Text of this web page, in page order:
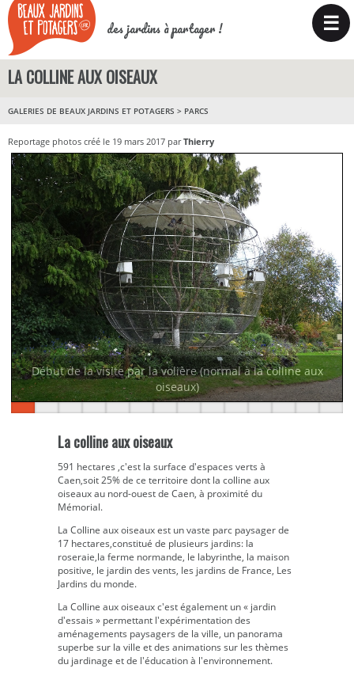
des jardins à partager ! ☰
LA COLLINE AUX OISEAUX
GALERIES DE BEAUX JARDINS ET POTAGERS > PARCS
Reportage photos créé le 19 mars 2017 parThierry
Début de la visite par la volière (normal à la colline aux
oiseaux)
La colline aux oiseaux
591 hectares ,c'est la surface d'espaces verts à
Caen,soit 25% de ce territoire dont la colline aux
oiseaux au nord-ouest de Caen, à proximité du
Mémorial.
La Colline aux oiseaux est un vaste parc paysager de
17 hectares,constitué de plusieurs jardins: la
roseraie,la ferme normande, le labyrinthe, la maison
positive, le jardin des vents, les jardins de France, Les
Jardins du monde.
La Colline aux oiseaux c'est également un « jardin
d'essais » permettant l'expérimentation des
aménagements paysagers de la ville, un panorama
superbe sur la ville et des animations sur les thèmes
du jardinage et de l'éducation à l'environnement.